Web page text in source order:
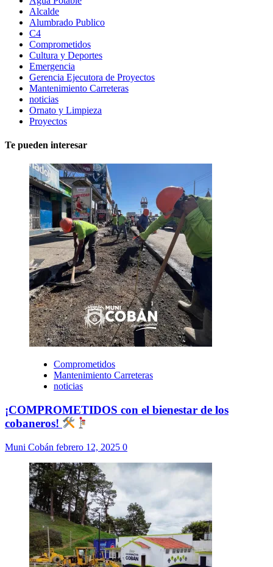
Alcalde
Alumbrado Publico
C4
Comprometidos
Cultura y Deportes
Emergencia
Gerencia Ejecutora de Proyectos
Mantenimiento Carreteras
noticias
Ornato y Limpieza
Proyectos
Te pueden interesar
Comprometidos
Mantenimiento Carreteras
noticias
¡COMPROMETIDOS con el bienestar de los
cobaneros!
Muni Cobán febrero 12, 2025 0